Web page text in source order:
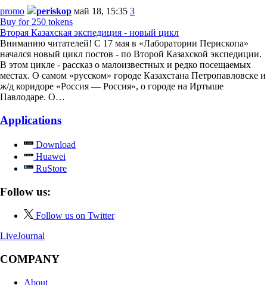
promo periskop май 18, 15:35 3
Buy for 250 tokens
Вторая Казахская экспедиция - новый цикл
Вниманию читателей! С 17 мая в «Лаборатории Перископа»
начался новый цикл постов - по Второй Казахской экспедиции.
В этом цикле - рассказ о малоизвестных и редко посещаемых
местах. О самом «русском» городе Казахстана Петропавловске и
ж/д коридоре «Россия — Россия», о городе на Иртыше
Павлодаре. О…
Applications
Download
Huawei
RuStore
Follow us:
Follow us on Twitter
LiveJournal
COMPANY
About